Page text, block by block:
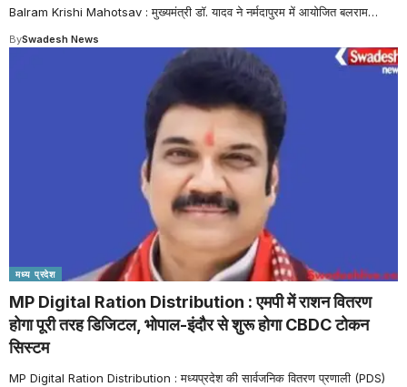
Balram Krishi Mahotsav : मुख्यमंत्री डॉ. यादव ने नर्मदापुरम में आयोजित बलराम…
BySwadesh News
मध्य प्रदेश
MP Digital Ration Distribution : एमपी में राशन वितरण
होगा पूरी तरह डिजिटल, भोपाल-इंदौर से शुरू होगा CBDC टोकन
सिस्टम
MP Digital Ration Distribution : मध्यप्रदेश की सार्वजनिक वितरण प्रणाली (PDS)